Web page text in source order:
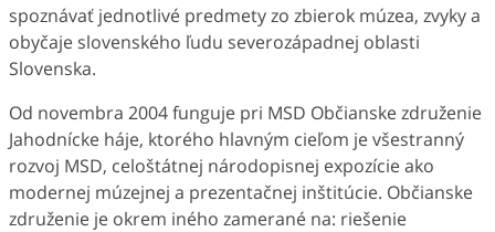
spoznávať jednotlivé predmety zo zbierok múzea, zvyky a
obyčaje slovenského ľudu severozápadnej oblasti
Slovenska.
Od novembra 2004 funguje pri MSD Občianske združenie
Jahodnícke háje, ktorého hlavným cieľom je všestranný
rozvoj MSD, celoštátnej národopisnej expozície ako
modernej múzejnej a prezentačnej inštitúcie. Občianske
združenie je okrem iného zamerané na: riešenie